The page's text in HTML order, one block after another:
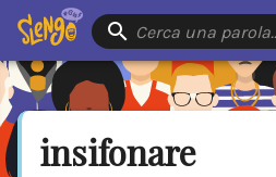
Cerca una
insifonare